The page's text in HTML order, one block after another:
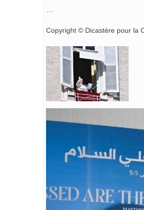
Copyright © Dicastère pour la